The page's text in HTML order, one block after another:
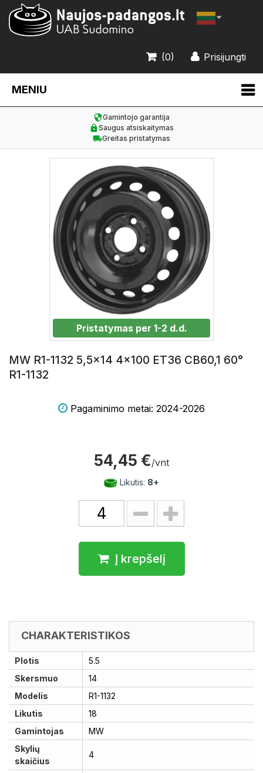
Prisijungti
(0)
MENIU
Gamintojo garantija
Saugus atsiskaitymas
Greitas pristatymas
Pristatymas per 1-2 d.d.
MW R1-1132 5,5x14 4x100 ET36 CB60,1 60°
R1-1132
Pagaminimo metai: 2024-2026
54,45 €/vnt
Likutis: 8+
Į krepšelį
CHARAKTERISTIKOS
Plotis
5.5
Skersmuo
14
Modelis
R1-1132
Likutis
18
Gamintojas
MW
Skylių
skaičius
4